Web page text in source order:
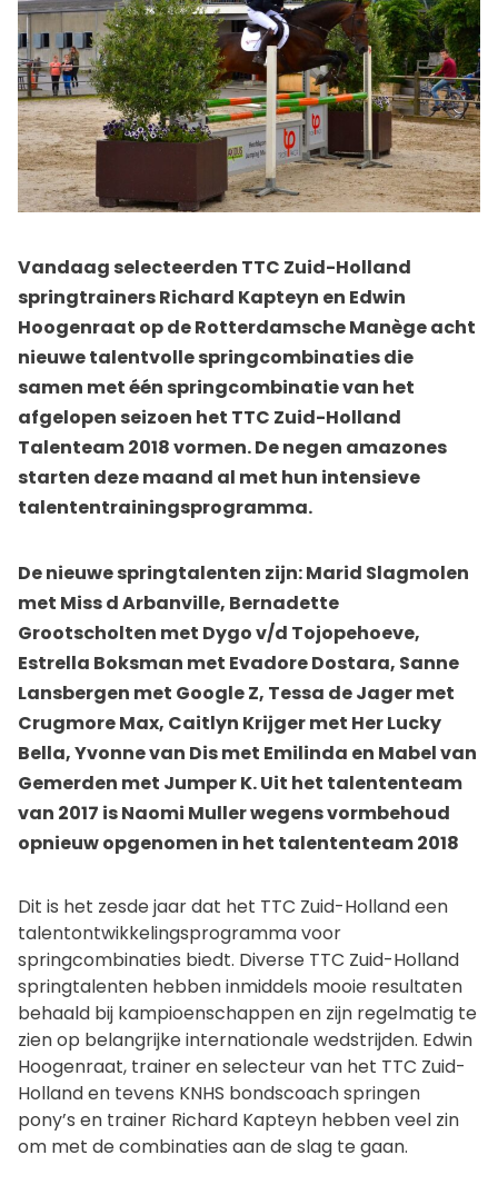
Vandaag selecteerden TTC Zuid-Holland
springtrainers Richard Kapteyn en Edwin
Hoogenraat op de Rotterdamsche Manège acht
nieuwe talentvolle springcombinaties die
samen met één springcombinatie van het
afgelopen seizoen het TTC Zuid-Holland
Talenteam 2018 vormen. De negen amazones
starten deze maand al met hun intensieve
talententrainingsprogramma.
De nieuwe springtalenten zijn: Marid Slagmolen
met Miss d Arbanville, Bernadette
Grootscholten met Dygo v/d Tojopehoeve,
Estrella Boksman met Evadore Dostara, Sanne
Lansbergen met Google Z, Tessa de Jager met
Crugmore Max, Caitlyn Krijger met Her Lucky
Bella, Yvonne van Dis met Emilinda en Mabel van
Gemerden met Jumper K. Uit het talententeam
van 2017 is Naomi Muller wegens vormbehoud
opnieuw opgenomen in het talententeam 2018
Dit is het zesde jaar dat het TTC Zuid-Holland een
talentontwikkelingsprogramma voor
springcombinaties biedt. Diverse TTC Zuid-Holland
springtalenten hebben inmiddels mooie resultaten
behaald bij kampioenschappen en zijn regelmatig te
zien op belangrijke internationale wedstrijden. Edwin
Hoogenraat, trainer en selecteur van het TTC Zuid-
Holland en tevens KNHS bondscoach springen
pony’s en trainer Richard Kapteyn hebben veel zin
om met de combinaties aan de slag te gaan.